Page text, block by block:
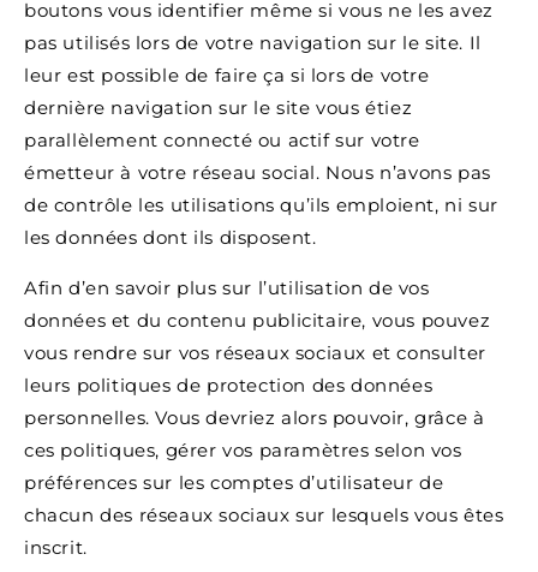
boutons vous identifier même si vous ne les avez
pas utilisés lors de votre navigation sur le site. Il
leur est possible de faire ça si lors de votre
dernière navigation sur le site vous étiez
parallèlement connecté ou actif sur votre
émetteur à votre réseau social. Nous n’avons pas
de contrôle les utilisations qu’ils emploient, ni sur
les données dont ils disposent.
Afin d’en savoir plus sur l’utilisation de vos
données et du contenu publicitaire, vous pouvez
vous rendre sur vos réseaux sociaux et consulter
leurs politiques de protection des données
personnelles. Vous devriez alors pouvoir, grâce à
ces politiques, gérer vos paramètres selon vos
préférences sur les comptes d’utilisateur de
chacun des réseaux sociaux sur lesquels vous êtes
inscrit.